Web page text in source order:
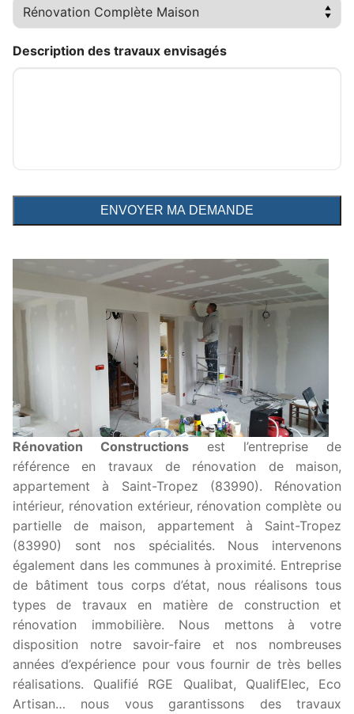
Description des travaux envisagés
Rénovation Constructions est l’entreprise de
référence en travaux de rénovation de maison,
appartement à Saint-Tropez (83990). Rénovation
intérieur, rénovation extérieur, rénovation complète ou
partielle de maison, appartement à Saint-Tropez
(83990) sont nos spécialités. Nous intervenons
également dans les communes à proximité. Entreprise
de bâtiment tous corps d’état, nous réalisons tous
types de travaux en matière de construction et
rénovation immobilière. Nous mettons à votre
disposition notre savoir-faire et nos nombreuses
années d’expérience pour vous fournir de très belles
réalisations. Qualifié RGE Qualibat, QualifElec, Eco
Artisan… nous vous garantissons des travaux